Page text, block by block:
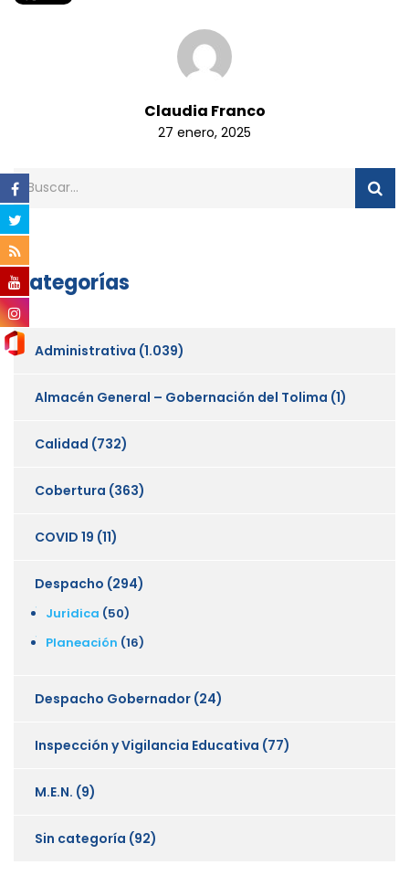
Claudia Franco
27 enero, 2025
Categorías
Administrativa (1.039)
Almacén General – Gobernación del Tolima (1)
Calidad (732)
Cobertura (363)
COVID 19 (11)
Despacho (294)
Juridica (50)
Planeación (16)
Despacho Gobernador (24)
Inspección y Vigilancia Educativa (77)
M.E.N. (9)
Sin categoría (92)